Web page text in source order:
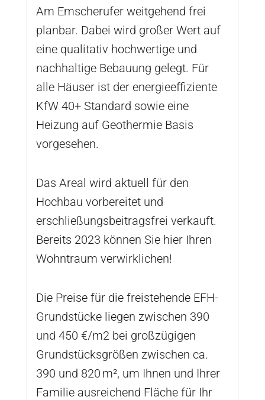
Am Emscherufer weitgehend frei
planbar. Dabei wird großer Wert auf
eine qualitativ hochwertige und
nachhaltige Bebauung gelegt. Für
alle Häuser ist der energieeffiziente
KfW 40+ Standard sowie eine
Heizung auf Geothermie Basis
vorgesehen.
Das Areal wird aktuell für den
Hochbau vorbereitet und
erschließungsbeitragsfrei verkauft.
Bereits 2023 können Sie hier Ihren
Wohntraum verwirklichen!
Die Preise für die freistehende EFH-
Grundstücke liegen zwischen 390
und 450 €/m2 bei großzügigen
Grundstücksgrößen zwischen ca.
390 und 820 m², um Ihnen und Ihrer
Familie ausreichend Fläche für Ihr